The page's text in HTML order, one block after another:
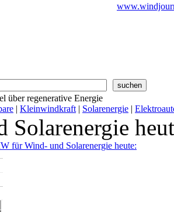
über regenerative Energie
| Kleinwindkraft | Solarenergie |
Solarenergie
für Wind- und Solarenergie heute: